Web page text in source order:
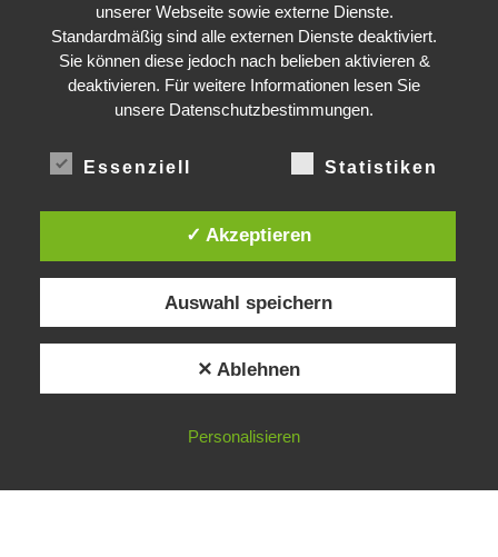
347 08 53
43,500,000km²
Gradwandler – Alle Rechte vorbehalten
unserer Webseite sowie externe Dienste.
Standardmäßig sind alle externen Dienste deaktiviert.
Sie können diese jedoch nach belieben aktivieren &
deaktivieren. Für weitere Informationen lesen Sie
unsere Datenschutzbestimmungen.
Essenziell Statistiken
✓ Akzeptieren
Auswahl speichern
✕ Ablehnen
Personalisieren